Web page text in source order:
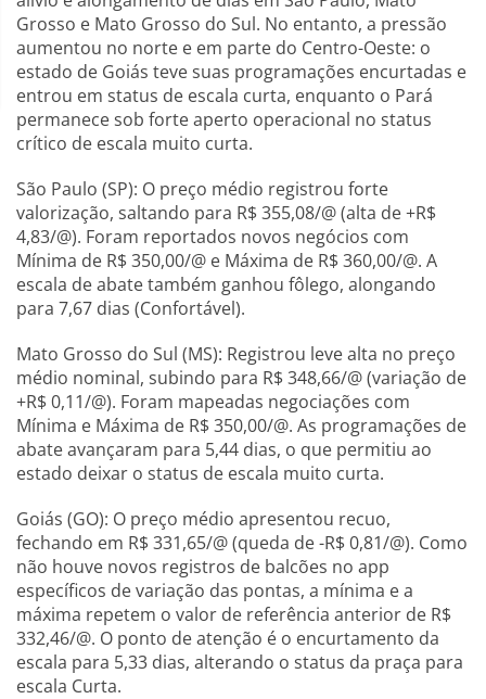
Grosso e Mato Grosso do Sul. No entanto, a pressão
aumentou no norte e em parte do Centro-Oeste: o
estado de Goiás teve suas programações encurtadas e
entrou em status de escala curta, enquanto o Pará
permanece sob forte aperto operacional no status
crítico de escala muito curta.
São Paulo (SP): O preço médio registrou forte
valorização, saltando para R$ 355,08/@ (alta de +R$
4,83/@). Foram reportados novos negócios com
Mínima de R$ 350,00/@ e Máxima de R$ 360,00/@. A
escala de abate também ganhou fôlego, alongando
para 7,67 dias (Confortável).
Mato Grosso do Sul (MS): Registrou leve alta no preço
médio nominal, subindo para R$ 348,66/@ (variação de
+R$ 0,11/@). Foram mapeadas negociações com
Mínima e Máxima de R$ 350,00/@. As programações de
abate avançaram para 5,44 dias, o que permitiu ao
estado deixar o status de escala muito curta.
Goiás (GO): O preço médio apresentou recuo,
fechando em R$ 331,65/@ (queda de -R$ 0,81/@). Como
não houve novos registros de balcões no app
específicos de variação das pontas, a mínima e a
máxima repetem o valor de referência anterior de R$
332,46/@. O ponto de atenção é o encurtamento da
escala para 5,33 dias, alterando o status da praça para
escala Curta.